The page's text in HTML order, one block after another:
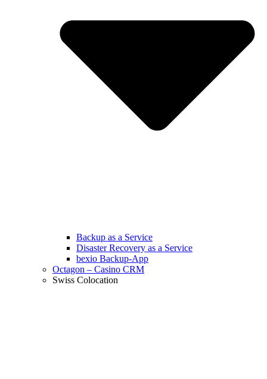
Backup as a Service
Disaster Recovery as a Service
bexio Backup-App
Octagon – Casino CRM
Swiss Colocation